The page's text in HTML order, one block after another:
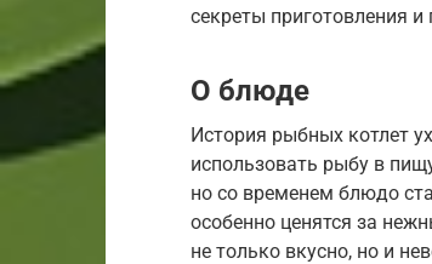
секреты приготовления
О блюде
История рыбных котлет
использовать рыбу в
но со временем блюдо
особенно ценятся за
не только вкусно, но и